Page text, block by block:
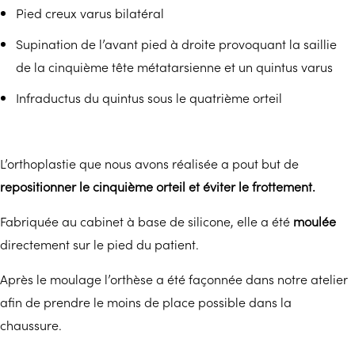
Pied creux varus bilatéral
Supination de l’avant pied à droite provoquant la saillie
de la cinquième tête métatarsienne et un quintus varus
Infraductus du quintus sous le quatrième orteil
L’orthoplastie que nous avons réalisée a pout but de
repositionner le cinquième orteil et éviter le frottement.
Fabriquée au cabinet à base de silicone, elle a été moulée
directement sur le pied du patient.
Après le moulage l’orthèse a été façonnée dans notre atelier
afin de prendre le moins de place possible dans la
chaussure.